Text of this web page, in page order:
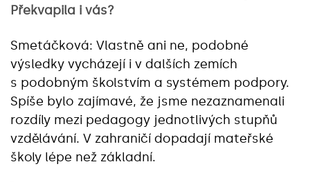
Překvapila i vás?
Smetáčková: Vlastně ani ne, podobné
výsledky vycházejí i v dalších zemích
s podobným školstvím a systémem podpory.
Spíše bylo zajímavé, že jsme nezaznamenali
rozdíly mezi pedagogy jednotlivých stupňů
vzdělávání. V zahraničí dopadají mateřské
školy lépe než základní.